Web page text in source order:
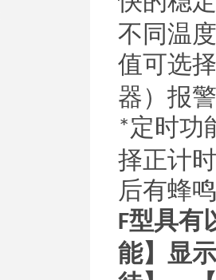
不同温
值可选
器）报
*定时功
择正计
后有蜂
F型具有
能】显